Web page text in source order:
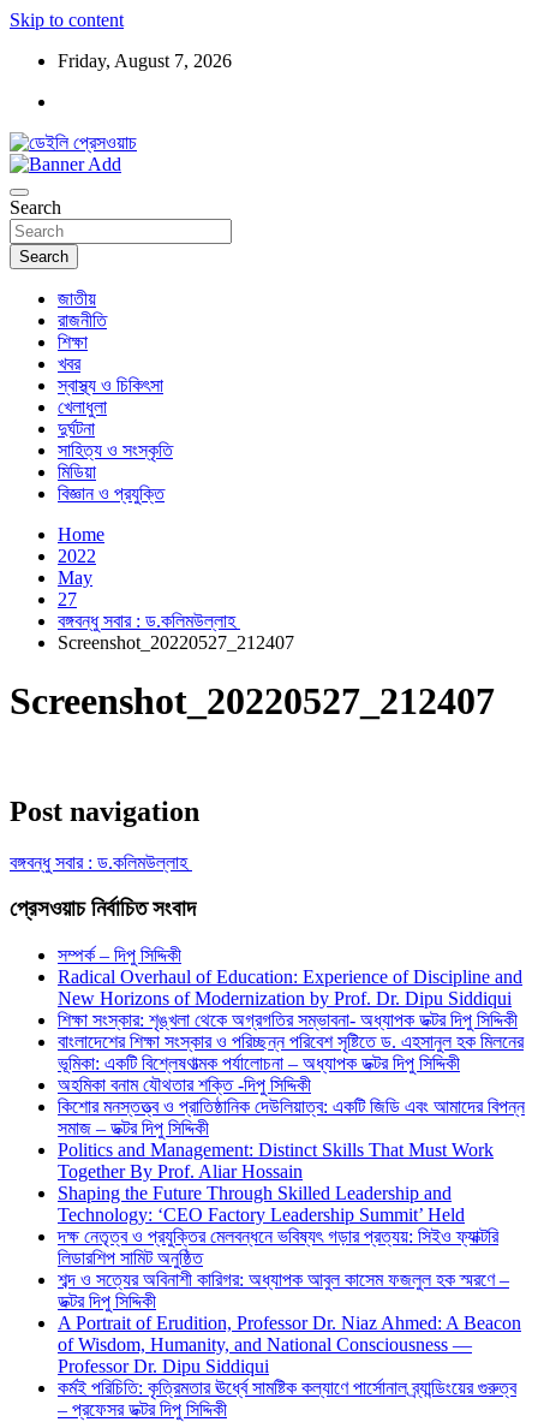
Skip to content
Friday, August 7, 2026
ডেইলি প্রেসওয়াচ
Search
Search
জাতীয়
রাজনীতি
শিক্ষা
খবর
স্বাস্থ্য ও চিকিৎসা
খেলাধুলা
দুর্ঘটনা
সাহিত্য ও সংস্কৃতি
মিডিয়া
বিজ্ঞান ও প্রযুক্তি
Home
2022
May
27
বঙ্গবন্ধু সবার : ড.কলিমউল্লাহ
Screenshot_20220527_212407
Screenshot_20220527_212407
Post navigation
বঙ্গবন্ধু সবার : ড.কলিমউল্লাহ
প্রেসওয়াচ নির্বাচিত সংবাদ
সম্পর্ক – দিপু সিদ্দিকী
Radical Overhaul of Education: Experience of Discipline and
New Horizons of Modernization by Prof. Dr. Dipu Siddiqui
শিক্ষা সংস্কার: শৃঙ্খলা থেকে অগ্রগতির সম্ভাবনা- অধ্যাপক ডক্টর দিপু সিদ্দিকী
বাংলাদেশের শিক্ষা সংস্কার ও পরিচ্ছন্ন পরিবেশ সৃষ্টিতে ড. এহসানুল হক মিলনের
ভূমিকা: একটি বিশ্লেষণাত্মক পর্যালোচনা – অধ্যাপক ডক্টর দিপু সিদ্দিকী
অহমিকা বনাম যৌথতার শক্তি -দিপু সিদ্দিকী
কিশোর মনস্তত্ত্ব ও প্রাতিষ্ঠানিক দেউলিয়াত্ব: একটি জিডি এবং আমাদের বিপন্ন
সমাজ – ডক্টর দিপু সিদ্দিকী
Politics and Management: Distinct Skills That Must Work
Together By Prof. Aliar Hossain
Shaping the Future Through Skilled Leadership and
Technology: ‘CEO Factory Leadership Summit’ Held
দক্ষ নেতৃত্ব ও প্রযুক্তির মেলবন্ধনে ভবিষ্যৎ গড়ার প্রত্যয়: সিইও ফ্যাক্টরি
লিডারশিপ সামিট অনুষ্ঠিত
শব্দ ও সত্যের অবিনাশী কারিগর: অধ্যাপক আবুল কাসেম ফজলুল হক স্মরণে –
ডক্টর দিপু সিদ্দিকী
A Portrait of Erudition, Professor Dr. Niaz Ahmed: A Beacon
of Wisdom, Humanity, and National Consciousness —
Professor Dr. Dipu Siddiqui
কর্মই পরিচিতি: কৃত্রিমতার ঊর্ধ্বে সামষ্টিক কল্যাণে পার্সোনাল ব্র্যান্ডিংয়ের গুরুত্ব
– প্রফেসর ডক্টর দিপু সিদ্দিকী